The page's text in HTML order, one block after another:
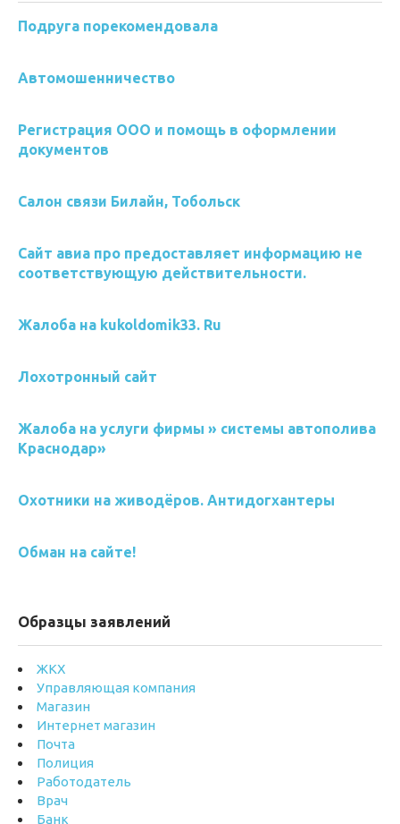
Подруга порекомендовала
Автомошенничество
Регистрация ООО и помощь в оформлении
документов
Салон связи Билайн, Тобольск
Сайт авиа про предоставляет информацию не
соответствующую действительности.
Жалоба на kukoldomik33. Ru
Лохотронный сайт
Жалоба на услуги фирмы » системы автополива
Краснодар»
Охотники на живодёров. Антидогхантеры
Обман на сайте!
Образцы заявлений
ЖКХ
Управляющая компания
Магазин
Интернет магазин
Почта
Полиция
Работодатель
Врач
Банк